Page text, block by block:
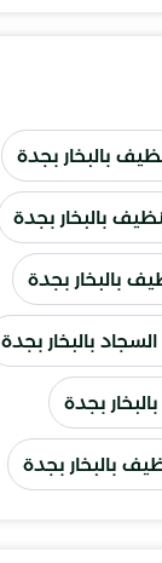
بالبخار بجدة
بالبخار بجدة
بالبخار بجدة
بالبخار بجدة
بجدة
بالبخار بجدة